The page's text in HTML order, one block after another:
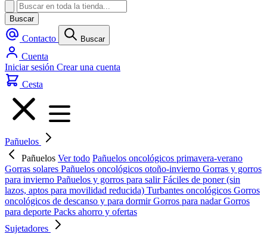
Buscar
Contacto Buscar
Cuenta
Iniciar sesión Crear una cuenta
Cesta
Pañuelos
Pañuelos Ver todo Pañuelos oncológicos primavera-verano
Gorras solares Pañuelos oncológicos otoño-invierno Gorras y gorros
para invierno Pañuelos y gorros para salirFáciles de poner (sin
lazos, aptos para movilidad reducida) Turbantes oncológicos Gorros
oncológicos de descanso y para dormirGorros para nadarGorros
para deporte Packs ahorro y ofertas
Sujetadores